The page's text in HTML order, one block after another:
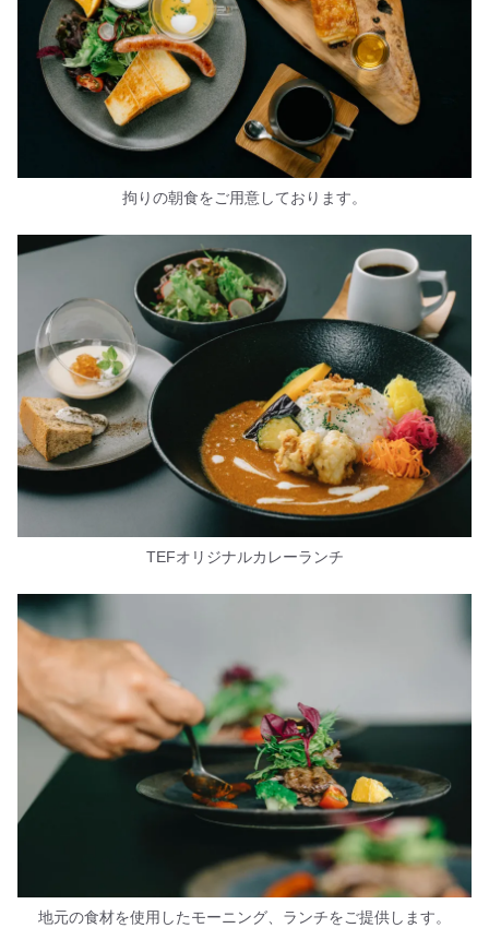
拘りの朝食をご用意しております。
TEFオリジナルカレーランチ
地元の食材を使用したモーニング、ランチをご提供します。